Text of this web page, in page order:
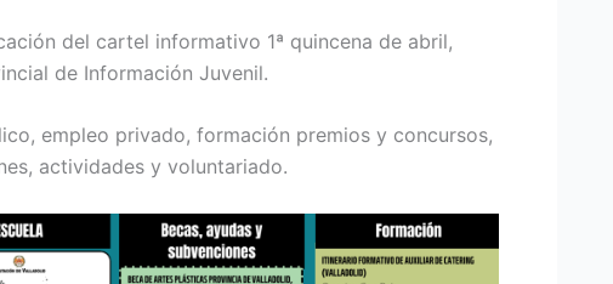
del cartel informativo 1ª quincena de abril,
de Información Juvenil.
empleo privado, formación premios y concursos,
actividades y voluntariado.